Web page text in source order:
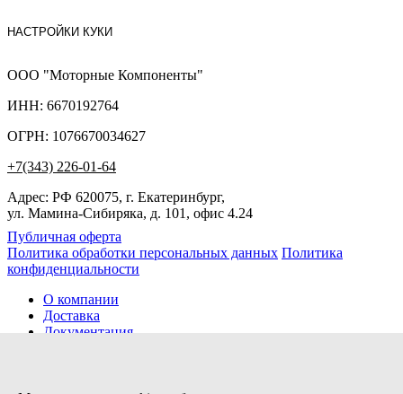
НАСТРОЙКИ КУКИ
ООО "Моторные Компоненты"
ИНН: 6670192764
ОГРН: 1076670034627
+7(343) 226-01-64
Адрес: РФ 620075, г. Екатеринбург,
ул. Мамина-Сибиряка, д. 101, офис 4.24
Публичная оферта
Политика обработки персональных данных Политика
конфиденциальности
О компании
Доставка
Документация